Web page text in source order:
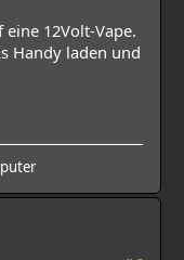
12Volt-Vape.
Handy laden und